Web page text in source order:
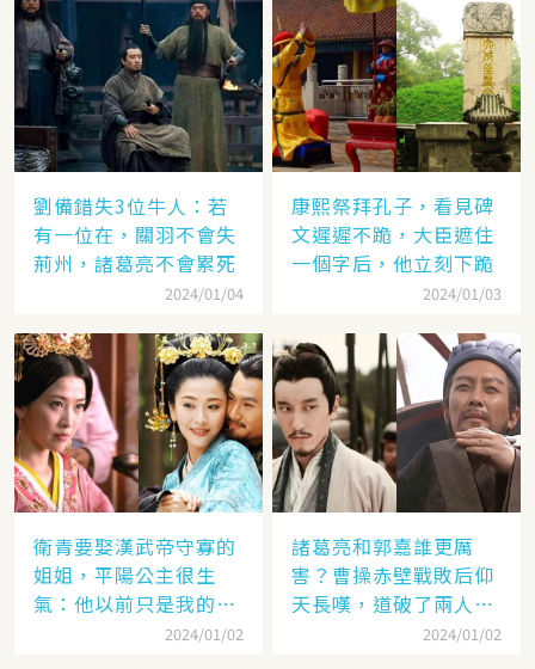
劉備錯失3位牛人：若
有一位在，關羽不會失
荊州，諸葛亮不會累死
2024/01/04
康熙祭拜孔子，看見碑
文遲遲不跪，大臣遮住
一個字后，他立刻下跪
2024/01/03
衛青要娶漢武帝守寡的
姐姐，平陽公主很生
氣：他以前只是我的奴
2024/01/02
諸葛亮和郭嘉誰更厲
害？曹操赤壁戰敗后仰
天長嘆，道破了兩人高
2024/01/02